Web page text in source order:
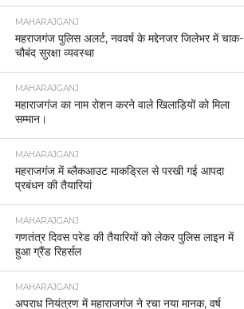
MAHARAJGANJ
महराजगंज पुलिस अलर्ट, नववर्ष के मद्देनजर जिलेभर में चाक-
चौबंद सुरक्षा व्यवस्था
MAHARAJGANJ
महाराजगंज का नाम रोशन करने वाले खिलाड़ियों को मिला
सम्मान।
MAHARAJGANJ
महराजगंज में ब्लैकआउट माकड्रिल से परखी गई आपदा
प्रबंधन की तैयारियां
MAHARAJGANJ
गणतंत्र दिवस परेड की तैयारियों को लेकर पुलिस लाइन में
हुआ ग्रैंड रिहर्सल
MAHARAJGANJ
अपराध नियंत्रण में महाराजगंज ने रचा नया मानक, वर्ष